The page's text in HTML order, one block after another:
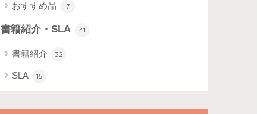
おすすめ品 7
書籍紹介・SLA 41
書籍紹介 32
SLA 15